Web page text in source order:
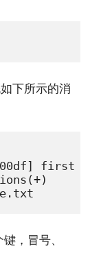
下所示的消
first
，冒号、